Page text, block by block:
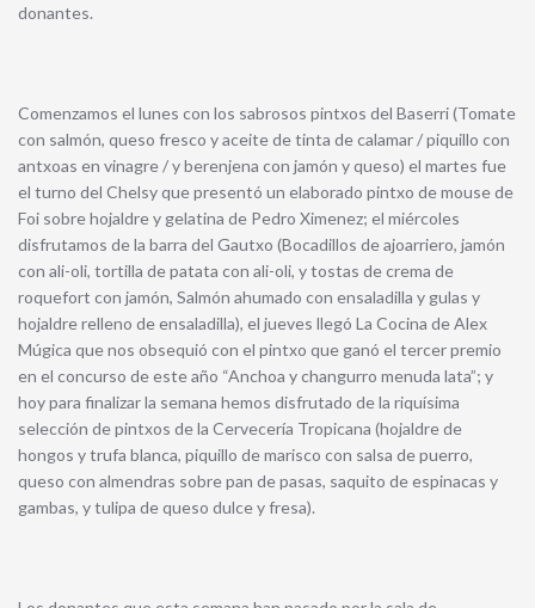
donantes.
Comenzamos el lunes con los sabrosos pintxos del Baserri (Tomate
con salmón, queso fresco y aceite de tinta de calamar / piquillo con
antxoas en vinagre / y berenjena con jamón y queso) el martes fue
el turno del Chelsy que presentó un elaborado pintxo de mouse de
Foi sobre hojaldre y gelatina de Pedro Ximenez; el miércoles
disfrutamos de la barra del Gautxo (Bocadillos de ajoarriero, jamón
con ali-oli, tortilla de patata con ali-oli, y tostas de crema de
roquefort con jamón, Salmón ahumado con ensaladilla y gulas y
hojaldre relleno de ensaladilla), el jueves llegó La Cocina de Alex
Múgica que nos obsequió con el pintxo que ganó el tercer premio
en el concurso de este año “Anchoa y changurro menuda lata”; y
hoy para finalizar la semana hemos disfrutado de la riquísima
selección de pintxos de la Cervecería Tropicana (hojaldre de
hongos y trufa blanca, piquillo de marisco con salsa de puerro,
queso con almendras sobre pan de pasas, saquito de espinacas y
gambas, y tulipa de queso dulce y fresa).